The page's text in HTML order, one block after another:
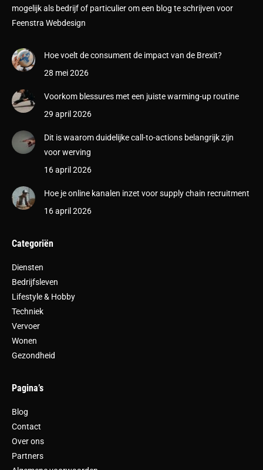
mogelijk als bedrijf of particulier om een blog te schrijven voor
Feenstra Webdesign
Hoe voelt de consument de impact van de Brexit?
28 mei 2026
Voorkom blessures met een juiste warming-up routine
29 april 2026
Dit is waarom duidelijke call-to-actions belangrijk zijn
voor werving
16 april 2026
Hoe je online kanalen inzet voor supply chain recruitment
16 april 2026
Categoriën
Diensten
Bedrijfsleven
Lifestyle & Hobby
Techniek
Vervoer
Wonen
Gezondheid
Pagina’s
Blog
Contact
Over ons
Partners